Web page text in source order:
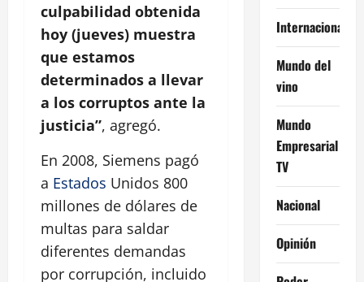
culpabilidad obtenida
hoy (jueves) muestra
que estamos
determinados a llevar
a los corruptos ante la
justicia”, agregó.
En 2008, Siemens pagó
a Estados Unidos 800
millones de dólares de
multas para saldar
diferentes demandas
por corrupción, incluido
Internacional
Mundo del
vino
Mundo
Empresarial
TV
Nacional
Opinión